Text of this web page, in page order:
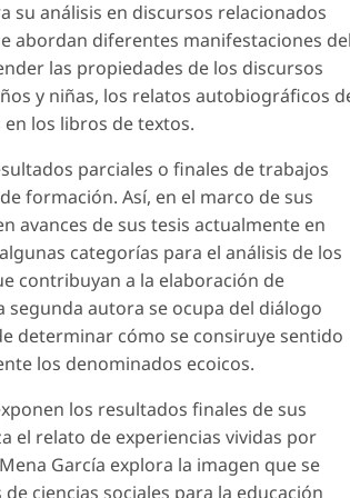
su análisis en discursos relacionados
abordan diferentes manifestaciones
las propiedades de los discursos
y niñas, los relatos autobiográficos
los libros de textos.
parciales o finales de trabajos
formación. Así, en el marco de sus
avances de sus tesis actualmente en
categorías para el análisis de los
contribuyan a la elaboración de
segunda autora se ocupa del diálogo
determinar cómo se consiruye sentido
los denominados ecoicos.
los resultados finales de sus
el relato de experiencias vividas por
García explora la imagen que se
ciencias sociales para la educación